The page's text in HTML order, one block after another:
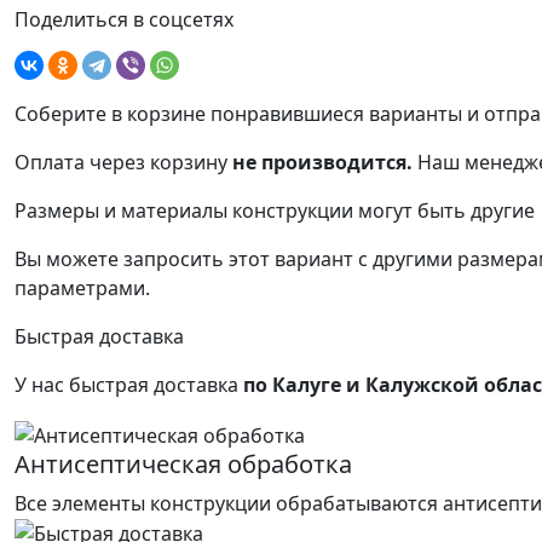
Поделиться в соцсетях
Соберите в корзине понравившиеся варианты и
Оплата через корзину не производится. Наш
Размеры и материалы конструкции могут быть другие
Вы можете запросить этот вариант с другими
параметрами.
Быстрая доставка
У нас быстрая доставка по Калуге и Калужской
Антисептическая обработка
Все элементы конструкции обрабатываются